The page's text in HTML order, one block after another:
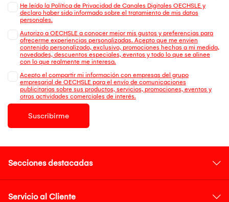
He leído la Política de Privacidad de Canales Digitales OECHSLE y
declaro haber sido informado sobre el tratamiento de mis datos
personales.
Autorizo a OECHSLE a conocer mejor mis gustos y preferencias para
ofrecerme experiencias personalizadas. Acepto que me envien
contenido personalizado, exclusivo, promociones hechas a mi medida,
novedades, descuentos especiales, eventos y todo lo que se alinee
con lo que realmente me interesa.
Acepto el compartir mi información con empresas del grupo
empresarial de OECHSLE para el envío de comunicaciones
publicitarias sobre sus productos, servicios, promociones, eventos y
otras actividades comerciales de interés.
Suscribirme
Secciones destacadas
Servicio al Cliente